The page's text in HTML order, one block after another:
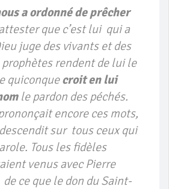
a ordonné de prêcher
que c’est lui qui a
juge des vivants et des
prophètes rendent de lui le
quiconquecroit en lui
le pardon des péchés.
encore ces mots,
sur tous ceux qui
Tous les fidèles
venus avec Pierre
ce que le don du Saint-